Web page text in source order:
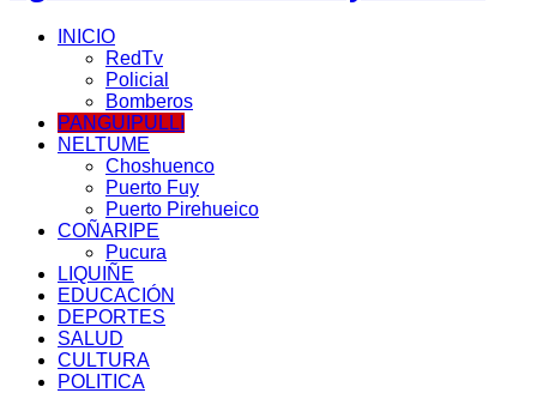
INICIO
RedTv
Policial
Bomberos
PANGUIPULLI
NELTUME
Choshuenco
Puerto Fuy
Puerto Pirehueico
COÑARIPE
Pucura
LIQUIÑE
EDUCACIÓN
DEPORTES
SALUD
CULTURA
POLITICA